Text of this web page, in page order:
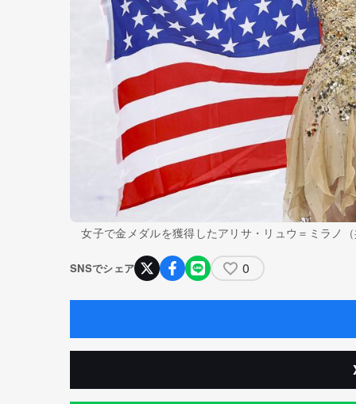
女子で金メダルを獲得したアリサ・リュウ＝ミラノ
SNSでシェア 0